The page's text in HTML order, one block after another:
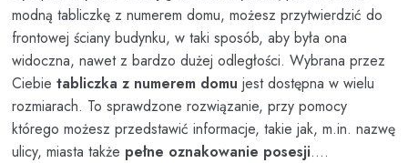
modną tabliczkę z numerem domu, możesz przytwierdzić do
frontowej ściany budynku, w taki sposób, aby była ona
widoczna, nawet z bardzo dużej odległości. Wybrana przez
Ciebietabliczka z numerem domu jest dostępna w wielu
rozmiarach. To sprawdzone rozwiązanie, przy pomocy
którego możesz przedstawić informacje, takie jak, m.in. nazwę
ulicy, miasta także pełne oznakowanie posesji....